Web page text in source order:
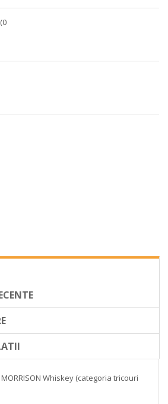
MORRISON Whiskey (categoria tricouri